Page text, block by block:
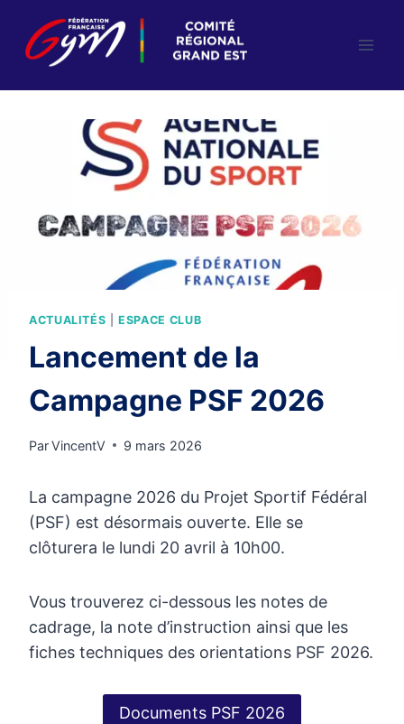
contenu
ACTUALITÉS |ESPACE CLUB
Lancement de la
Campagne PSF 2026
ParVincentV 9 mars 2026
La campagne 2026 du Projet Sportif Fédéral
(PSF) est désormais ouverte. Elle se
clôturera le lundi 20 avril à 10h00.
Vous trouverez ci-dessous les notes de
cadrage, la note d’instruction ainsi que les
fiches techniques des orientations PSF 2026.
Documents PSF 2026